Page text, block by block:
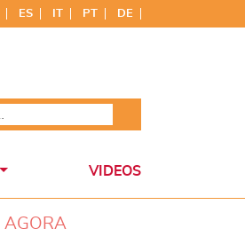
ES IT PT DE
VIDEOS
AGORA